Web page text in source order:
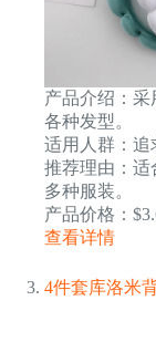
产品介绍：
各种发型。
适用人群：追
推荐理由：适
多种服装。
产品价格：
查看详情
4件套库洛米